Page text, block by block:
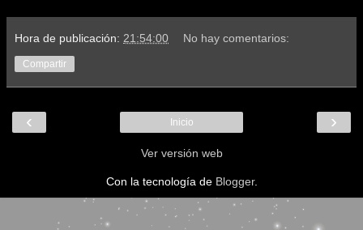
Hora de publicación: 21:54:00 No hay comentarios:
Compartir
‹ ›
Inicio
Ver versión web
Con la tecnología de Blogger.